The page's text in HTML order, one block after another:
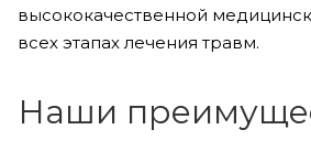
высококачественной
всех этапах лечения травм.
Наши